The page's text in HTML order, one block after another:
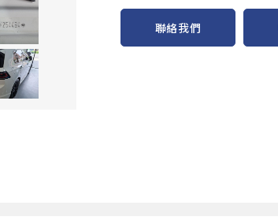
聯絡我們